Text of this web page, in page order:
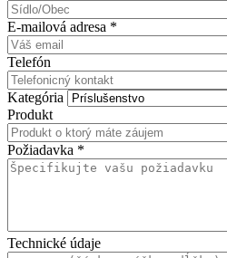
E-mailová adresa *
Telefón
Kategória
Produkt
Požiadavka *
Technické údaje